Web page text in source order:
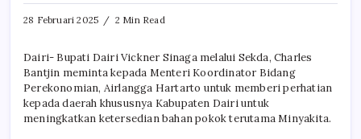
28 Februari 2025 2 Min Read
Dairi- Bupati Dairi Vickner Sinaga melalui Sekda, Charles
Bantjin meminta kepada Menteri Koordinator Bidang
Perekonomian, Airlangga Hartarto untuk memberi perhatian
kepada daerah khususnya Kabupaten Dairi untuk
meningkatkan ketersedian bahan pokok terutama Minyakita.